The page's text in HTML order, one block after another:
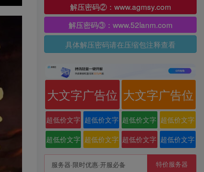
解压密码②：www.agmsy.com
解压密码③：www.52lanm.com
具体解压密码请在压缩包注释查看
大文字广告位 大文字广告位
超低价文字
广告位
超低价文字
广告位
超低价文字
广告位
超低价文字
广告位
超低价文字
广告位
超低价文字
广告位
超低价文字
广告位
超低价文字
广告位
服务器·限时优惠·开服必备 特价服务器